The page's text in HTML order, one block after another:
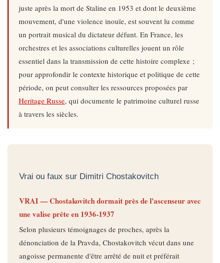
juste après la mort de Staline en 1953 et dont le deuxième
mouvement, d'une violence inouïe, est souvent lu comme
un portrait musical du dictateur défunt. En France, les
orchestres et les associations culturelles jouent un rôle
essentiel dans la transmission de cette histoire complexe ;
pour approfondir le contexte historique et politique de cette
période, on peut consulter les ressources proposées par
Heritage Russe, qui documente le patrimoine culturel russe
à travers les siècles.
Vrai ou faux sur Dimitri Chostakovitch
VRAI — Chostakovitch dormait près de l'ascenseur avec
une valise prête en 1936-1937
Selon plusieurs témoignages de proches, après la
dénonciation de la Pravda, Chostakovitch vécut dans une
angoisse permanente d'être arrêté de nuit et préférait